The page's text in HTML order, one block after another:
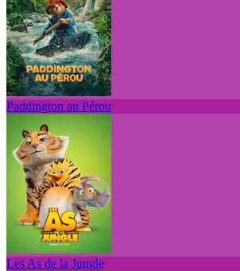
Paddington au Pérou
Les As de la Jungle